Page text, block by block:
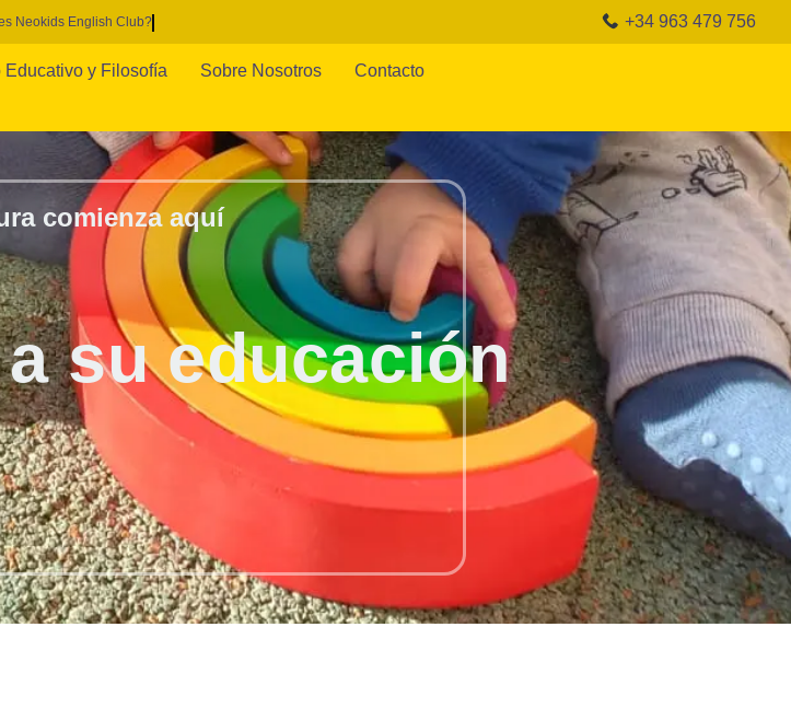
en @lapicesescuelainfantil +34 963 479 756
Educativo y Filosofía Sobre Nosotros Contacto
comienza aquí
su educación
donde cada día es una nueva oportunidad para crecer y
que su hijo reciba la mejor educación, rodeado de un
clases extraescolares y actividades únicas que
su curiosidad.